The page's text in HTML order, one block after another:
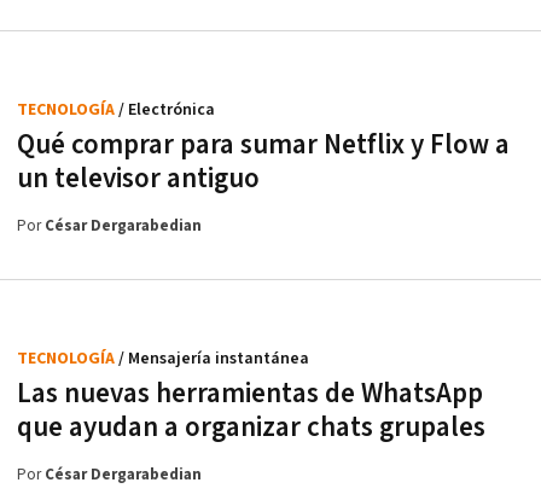
Qué comprar para sumar Netflix y Flow a
un televisor antiguo
TECNOLOGÍA/ Electrónica
PorCésar Dergarabedian
Las nuevas herramientas de WhatsApp
que ayudan a organizar chats grupales
TECNOLOGÍA/ Mensajería instantánea
PorCésar Dergarabedian